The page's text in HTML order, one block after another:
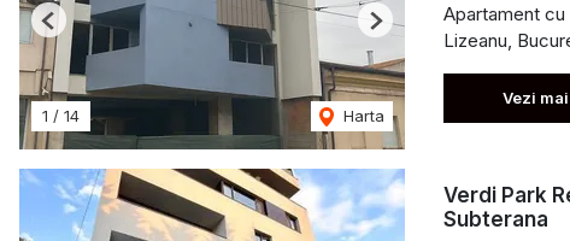
1 / 14 Harta
Previous Next
Apartament
Lizeanu,
Vezi
Verdi Park
Subterana